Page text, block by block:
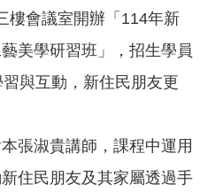
樓會議室開辦「114年新
美學研習班」，招生學員
與互動，新住民朋友更
張淑貴講師，課程中運用
住民朋友及其家屬透過手